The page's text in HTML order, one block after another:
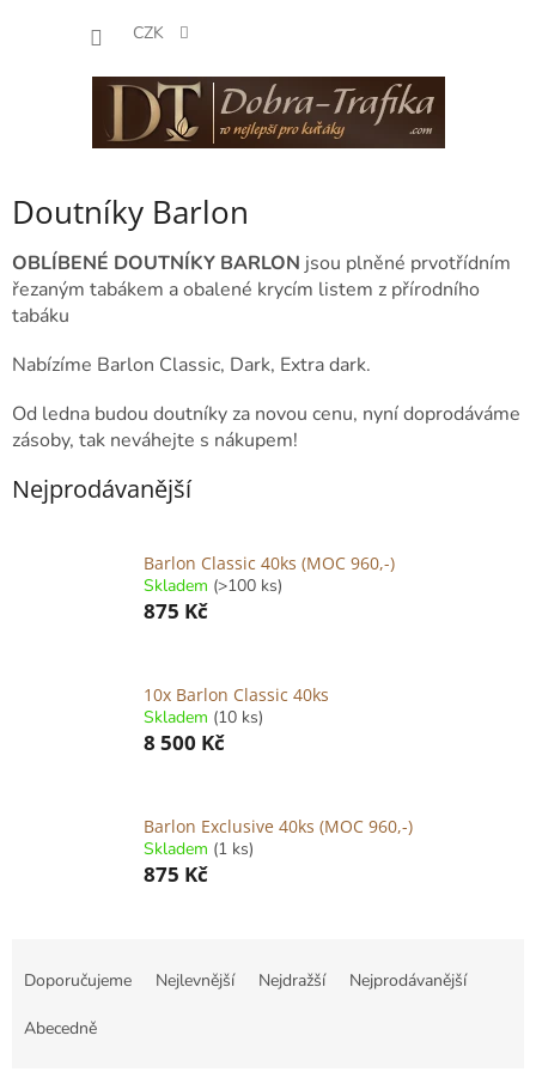
CZK
Doutníky Barlon
OBLÍBENÉ DOUTNÍKY BARLON jsou plněné prvotřídním
řezaným tabákem a obalené krycím listem z přírodního
tabáku
Nabízíme Barlon Classic, Dark, Extra dark.
Od ledna budou doutníky za novou cenu, nyní doprodáváme
zásoby, tak neváhejte s nákupem!
Nejprodávanější
Barlon Classic 40ks (MOC 960,-)
Skladem (>100 ks)
875 Kč
10x Barlon Classic 40ks
Skladem (10 ks)
8 500 Kč
Barlon Exclusive 40ks (MOC 960,-)
Skladem (1 ks)
875 Kč
Doporučujeme Nejlevnější Nejdražší Nejprodávanější
Abecedně